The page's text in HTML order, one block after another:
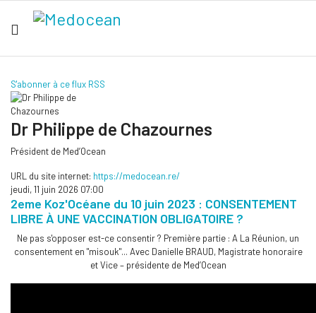
S'abonner à ce flux RSS
Dr Philippe de Chazournes
Président de Med’Ocean
URL du site internet: https://medocean.re/
jeudi, 11 juin 2026 07:00
2eme Koz'Océane du 10 juin 2023 : CONSENTEMENT
LIBRE À UNE VACCINATION OBLIGATOIRE ?
Ne pas s'opposer est-ce consentir ? Première partie : A La Réunion, un
consentement en "misouk"... Avec Danielle BRAUD, Magistrate honoraire
et Vice – présidente de Med’Ocean